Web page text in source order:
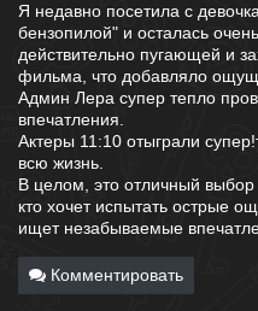
Я недавно посетила с
бензопилой" и осталась
действительно пугающей и
фильма, что добавляло
Админ Лера супер тепло
впечатления.
Актеры 11:10 отыграли
всю жизнь.
В целом, это отличный
кто хочет испытать острые
ищет незабываемые
Комментировать